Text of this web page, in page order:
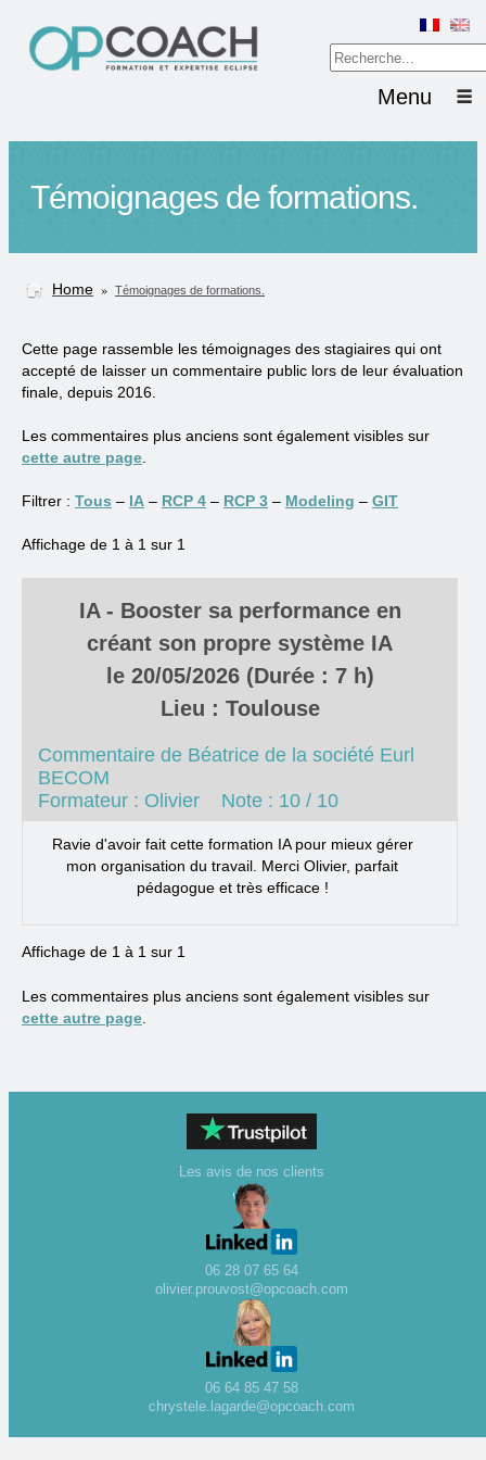
Menu
Témoignages de formations.
Home » Témoignages de formations.
Cette page rassemble les témoignages des stagiaires qui ont
accepté de laisser un commentaire public lors de leur évaluation
finale, depuis 2016.
Les commentaires plus anciens sont également visibles sur
cette autre page
Filtrer : Tous – IA – RCP 4 – RCP 3 – Modeling – GIT
Affichage de 1 à 1 sur 1
IA - Booster sa performance en
créant son propre système IA
le 20/05/2026 (Durée : 7 h)
Lieu : Toulouse
Commentaire de Béatrice de la société Eurl
BECOM
Formateur : Olivier Note : 10 / 10
Ravie d'avoir fait cette formation IA pour mieux gérer
mon organisation du travail. Merci Olivier, parfait
pédagogue et très efficace !
Affichage de 1 à 1 sur 1
Les commentaires plus anciens sont également visibles sur
cette autre page
Les avis de nos clients
06 28 07 65 64
olivier.prouvost@opcoach.com
06 64 85 47 58
chrystele.lagarde@opcoach.com